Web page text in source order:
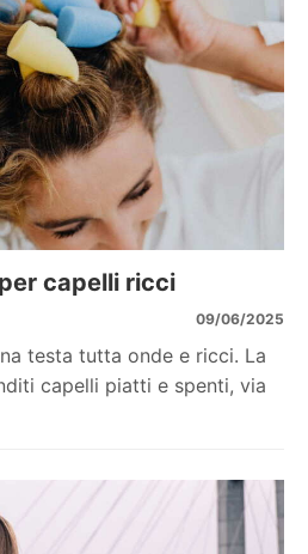
capelli ricci
09/06/2025
testa tutta onde e ricci. La
capelli piatti e spenti, via